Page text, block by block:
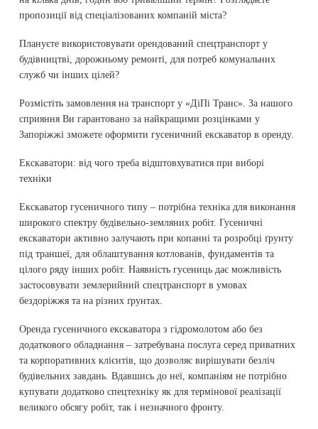
пропозиції від спеціалізованих компаній міста?
Плануєте використовувати орендований спецтранспорт у
будівництві, дорожньому ремонті, для потреб комунальних
служб чи інших цілей?
Розмістіть замовлення на транспорт у «ДіПі Транс». За нашого
сприяння Ви гарантовано за найкращими розцінками у
Запоріжжі зможете оформити гусеничний екскаватор в оренду.
Екскаватори: від чого треба відштовхуватися при виборі
техніки
Екскаватор гусеничного типу – потрібна техніка для виконання
широкого спектру будівельно-земляних робіт. Гусеничні
екскаватори активно залучають при копанні та розробці ґрунту
під траншеї, для облаштування котлованів, фундаментів та
цілого ряду інших робіт. Наявність гусениць дає можливість
застосовувати землерийний спецтранспорт в умовах
бездоріжжя та на різних ґрунтах.
Оренда гусеничного екскаватора з гідромолотом або без
додаткового обладнання – затребувана послуга серед приватних
та корпоративних клієнтів, що дозволяє вирішувати безліч
будівельних завдань. Вдавшись до неї, компаніям не потрібно
купувати додатково спецтехніку як для термінової реалізації
великого обсягу робіт, так і незначного фронту.